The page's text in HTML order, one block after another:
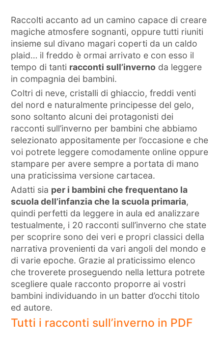
Raccolti accanto ad un camino capace di creare
magiche atmosfere sognanti, oppure tutti riuniti
insieme sul divano magari coperti da un caldo
plaid… il freddo è ormai arrivato e con esso il
tempo di tanti racconti sull’inverno da leggere
in compagnia dei bambini.
Coltri di neve, cristalli di ghiaccio, freddi venti
del nord e naturalmente principesse del gelo,
sono soltanto alcuni dei protagonisti dei
racconti sull’inverno per bambini che abbiamo
selezionato appositamente per l’occasione e che
voi potrete leggere comodamente online oppure
stampare per avere sempre a portata di mano
una praticissima versione cartacea.
Adatti sia per i bambini che frequentano la
scuola dell’infanzia che la scuola primaria,
quindi perfetti da leggere in aula ed analizzare
testualmente, i 20 racconti sull’inverno che state
per scoprire sono dei veri e propri classici della
narrativa provenienti da vari angoli del mondo e
di varie epoche. Grazie al praticissimo elenco
che troverete proseguendo nella lettura potrete
scegliere quale racconto proporre ai vostri
bambini individuando in un batter d’occhi titolo
ed autore.
Tutti i racconti sull’inverno in PDF